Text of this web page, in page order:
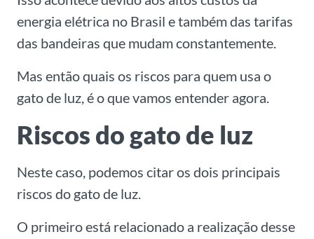
energia elétrica no Brasil e também das tarifas
das bandeiras que mudam constantemente.
Mas então quais os riscos para quem usa o
gato de luz, é o que vamos entender agora.
Riscos do gato de luz
Neste caso, podemos citar os dois principais
riscos do gato de luz.
O primeiro está relacionado a realização desse